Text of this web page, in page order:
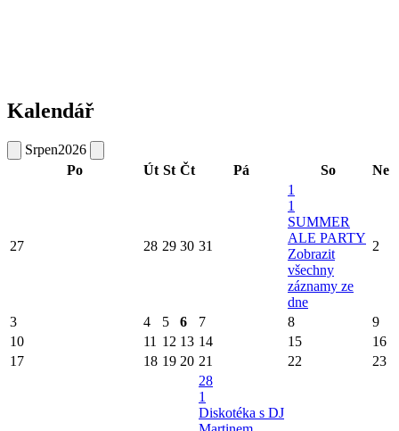
Kalendář
Srpen2026
Po
Út St Čt Pá So Ne
27 28 29 30 31
1
1
SUMMER
ALE PARTY
Zobrazit
všechny
záznamy ze
dne
2
3 4 5 6 7 8
9
10
11 12 13 14 15
16
17
18 19 20 21 22 23
28
1
Diskotéka s DJ